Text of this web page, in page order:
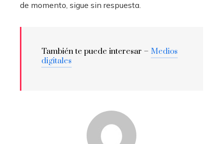
de momento, sigue sin respuesta.
También te puede interesar – Medios
digitales